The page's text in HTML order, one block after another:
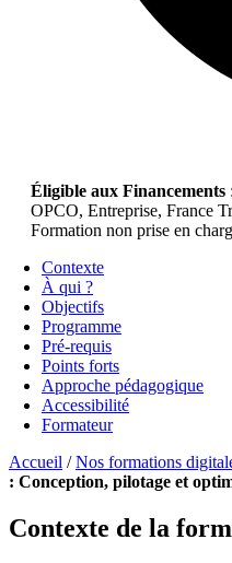
Éligible aux Financements :
OPCO, Entreprise, France
Formation non prise en
Contexte
À qui ?
Objectifs
Programme
Pré-requis
Points forts
Approche pédagogique
Accessibilité
Formateur
Accueil /Nos formations
: Conception, pilotage et
Contexte de la